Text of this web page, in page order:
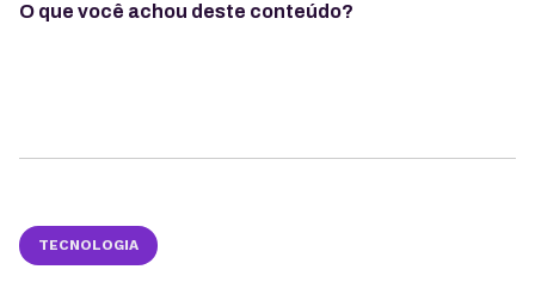
O que você achou deste conteúdo?
TECNOLOGIA